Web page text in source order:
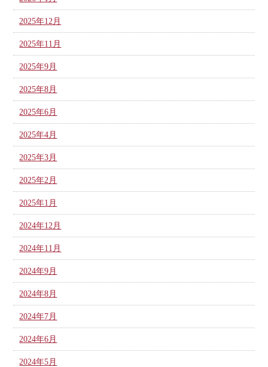
2025年12月
2025年11月
2025年9月
2025年8月
2025年6月
2025年4月
2025年3月
2025年2月
2025年1月
2024年12月
2024年11月
2024年9月
2024年8月
2024年7月
2024年6月
2024年5月